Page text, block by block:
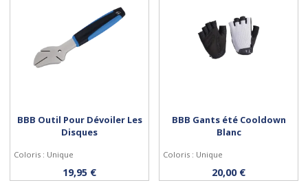
Acheter
BBB Outil Pour Dévoiler Les
Disques
Coloris : Unique
19,95 € Personnaliser
BBB Gants été Cooldown
Blanc
Coloris : Unique
20,00 €